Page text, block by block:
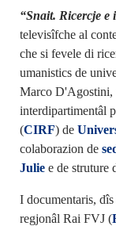
“Snait. Ricercje e
televisîfche al
che si fevele di
umanistics de
Marco D'Agostini,
interdipartimentâl
(CIRF) de
colaborazion de
Juliee de struture
I documentaris, dîs
regjonâl Rai FVJ (